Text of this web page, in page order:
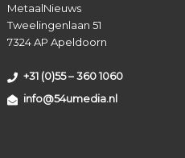
MetaalNieuws
Tweelingenlaan 51
7324 AP Apeldoorn
+31 (0)55 – 360 1060
info@54umedia.nl